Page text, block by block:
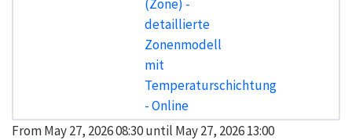
From May 27, 2026 08:30 until May 27, 2026 13:00